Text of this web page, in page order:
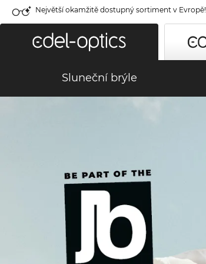
Největší okamžitě dostupný sortiment v Evropě!
Sluneční brýle